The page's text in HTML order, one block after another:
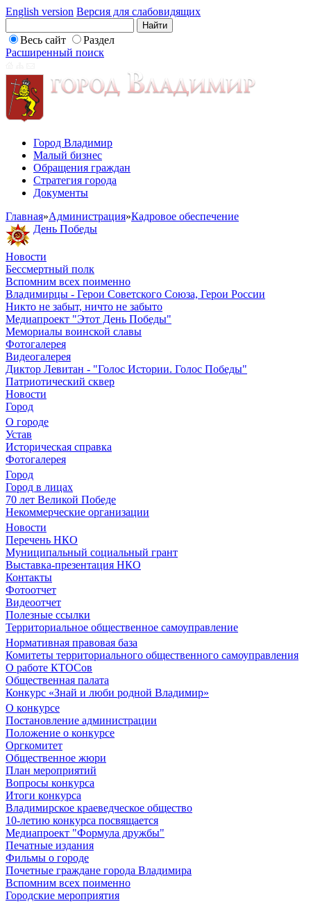
English version Версия для слабовидящих
Весь сайт
Раздел
Расширенный поиск
Город Владимир
Малый бизнес
Обращения граждан
Стратегия города
Документы
Главная»Администрация»Кадровое обеспечение
День Победы
Новости
Бессмертный полк
Вспомним всех поименно
Владимирцы - Герои Советского Союза, Герои России
Никто не забыт, ничто не забыто
Медиапроект "Этот День Победы"
Мемориалы воинской славы
Фотогалерея
Видеогалерея
Диктор Левитан - "Голос Истории. Голос Победы"
Патриотический сквер
Новости
Город
О городе
Устав
Историческая справка
Фотогалерея
Город
Город в лицах
70 лет Великой Победе
Некоммерческие организации
Новости
Перечень НКО
Муниципальный социальный грант
Выставка-презентация НКО
Контакты
Фотоотчет
Видеоотчет
Полезные ссылки
Территориальное общественное самоуправление
Нормативная правовая база
Комитеты территориального общественного самоуправления
О работе КТОСов
Общественная палата
Конкурс «Знай и люби родной Владимир»
О конкурсе
Постановление администрации
Положение о конкурсе
Оргкомитет
Общественное жюри
План мероприятий
Вопросы конкурса
Итоги конкурса
Владимирское краеведческое общество
10-летию конкурса посвящается
Медиапроект "Формула дружбы"
Печатные издания
Фильмы о городе
Почетные граждане города Владимира
Вспомним всех поименно
Городские мероприятия